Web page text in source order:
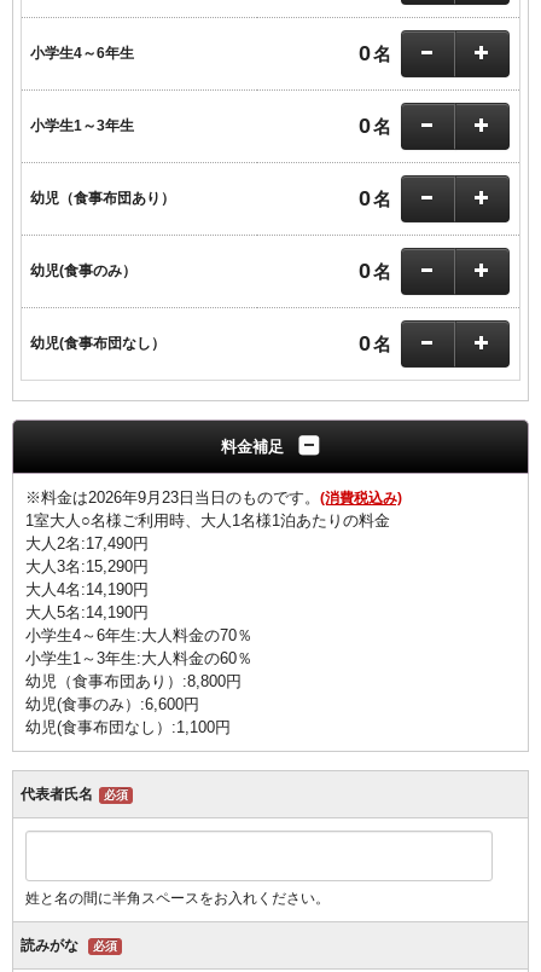
小学生4～6年生 0名
小学生1～3年生 0名
幼児（食事布団あり） 0名
幼児(食事のみ） 0名
幼児(食事布団なし） 0名
料金補足
※料金は2026年9月23日当日のものです。 (消費税込み)
1室大人○名様ご利用時、大人1名様1泊あたりの料金
大人2名:17,490円
大人3名:15,290円
大人4名:14,190円
大人5名:14,190円
小学生4～6年生:大人料金の70％
小学生1～3年生:大人料金の60％
幼児（食事布団あり）:8,800円
幼児(食事のみ）:6,600円
幼児(食事布団なし）:1,100円
代表者氏名 必須
姓と名の間に半角スペースをお入れください。
読みがな 必須